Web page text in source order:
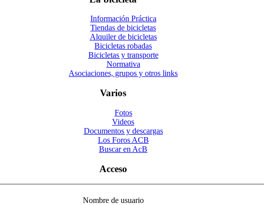
Información Práctica
Tiendas de bicicletas
Alquiler de bicicletas
Bicicletas robadas
Bicicletas y transporte
Normativa
Asociaciones, grupos y otros links
Varios
Fotos
Videos
Documentos y descargas
Los Foros ACB
Buscar en AcB
Acceso
Nombre de usuario